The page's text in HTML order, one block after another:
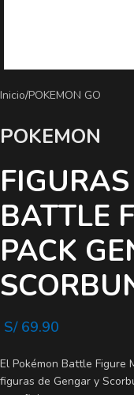
Inicio/POKEMON GO
POKEMON
BATTLE
PACK
S/69.90
El Pokémon Battle Figure
figuras de Gengar y